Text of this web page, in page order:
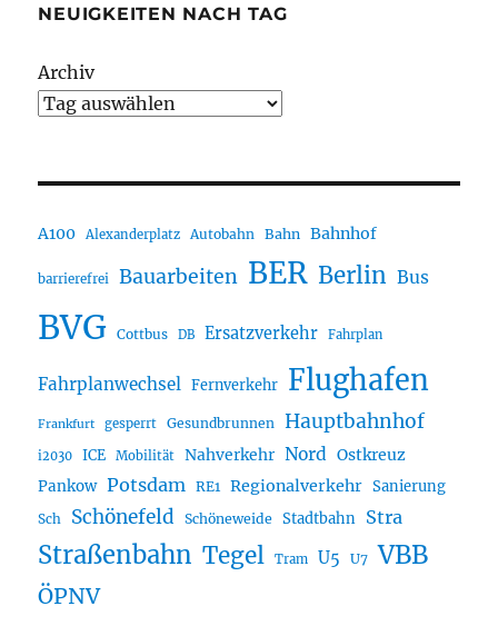
NEUIGKEITEN NACH TAG
Archiv
A100 Alexanderplatz Autobahn Bahn Bahnhof
barrierefrei Bauarbeiten BER Berlin Bus
BVG Cottbus DB Ersatzverkehr Fahrplan
Fahrplanwechsel Fernverkehr Flughafen
Frankfurt gesperrt Gesundbrunnen Hauptbahnhof
i2030 ICE Mobilität Nahverkehr Nord Ostkreuz
Pankow Potsdam RE1 Regionalverkehr Sanierung
Sch Schönefeld Schöneweide Stadtbahn Stra
Straßenbahn Tegel Tram U5 U7 VBB
ÖPNV